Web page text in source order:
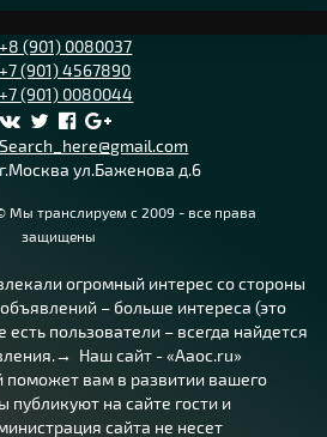
+8 (901) 0080037
+7 (901) 4567890
+7 (901) 0080044
Search_here@gmail.com
г.Москва ул.Баженова д.6
Мы транслируем с 2009 - все права
защищены
огромный интерес со стороны
– больше интереса (это
есть пользователи – всегда найдется
Наш сайт - «Aaoc.ru»
поможет вам в развитии вашего
публикуют на сайте гости и
сайта не несет